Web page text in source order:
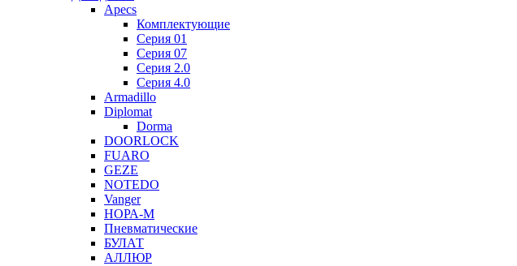
Apecs
Комплектующие
Серия 01
Серия 07
Серия 2.0
Серия 4.0
Armadillo
Diplomat
Dorma
DOORLOCK
FUARO
GEZE
NOTEDO
Vanger
НОРА-М
Пневматические
БУЛАТ
АЛЛЮР